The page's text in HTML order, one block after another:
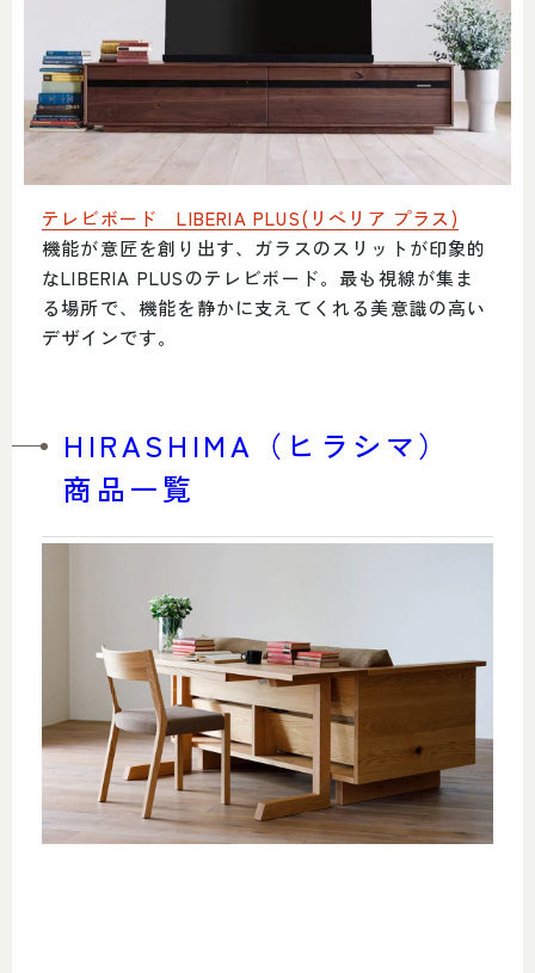
テレビボード LIBERIA PLUS(リベリア プラス)
機能が意匠を創り出す、ガラスのスリットが印象的
なLIBERIA PLUSのテレビボード。最も視線が集ま
る場所で、機能を静かに支えてくれる美意識の高い
デザインです。
HIRASHIMA（ヒラシマ）
商品一覧